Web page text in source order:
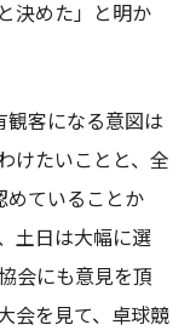
決めた」と明か
観客になる意図は
けたいことと、全
めていることか
土日は大幅に選
会にも意見を頂
会を見て、卓球競